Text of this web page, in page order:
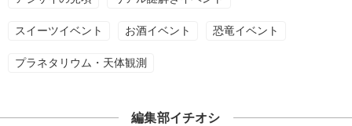
スイーツイベント お酒イベント 恐竜イベント
プラネタリウム・天体観測
編集部イチオシ